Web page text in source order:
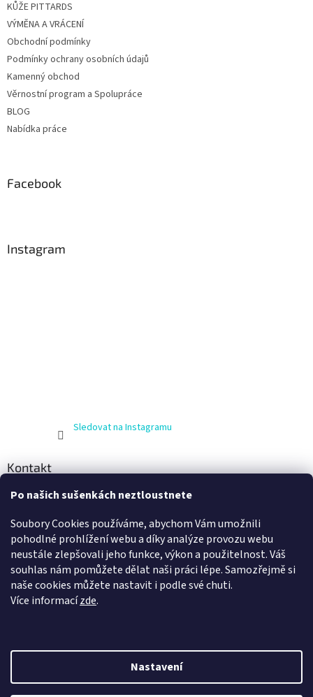
Po našich sušenkách neztloustnete
Soubory Cookies používáme, abychom Vám umožnili
pohodlné prohlížení webu a díky analýze provozu webu
neustále zlepšovali jeho funkce, výkon a použitelnost. Váš
souhlas nám pomůžete dělat naši práci lépe. Samozřejmě si
naše cookies můžete nastavit i podle své chuti.
Více informacízde.
Nastavení
KŮŽE PITTARDS
VÝMĚNA A VRÁCENÍ
Obchodní podmínky
Podmínky ochrany osobních údajů
Kamenný obchod
Věrnostní program a Spolupráce
BLOG
Nabídka práce
Facebook
Instagram
Sledovat na Instagramu
Kontakt
info@zijnaboso.cz
+420 608 881 484
Vivobarefoot Hradec Králové
vivobarefoot_hk
Vytvořil Shoptet